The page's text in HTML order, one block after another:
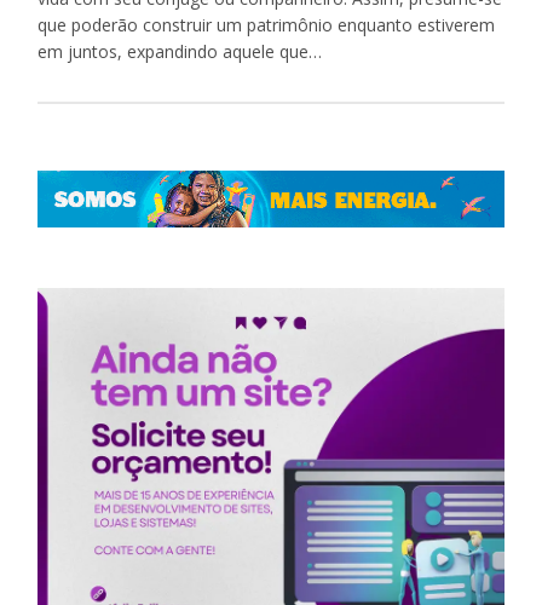
que poderão construir um patrimônio enquanto estiverem
em juntos, expandindo aquele que…